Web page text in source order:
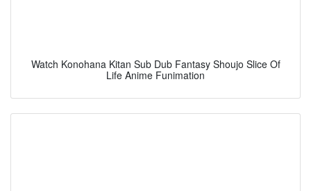
Watch Konohana Kitan Sub Dub Fantasy Shoujo Slice Of
Life Anime Funimation